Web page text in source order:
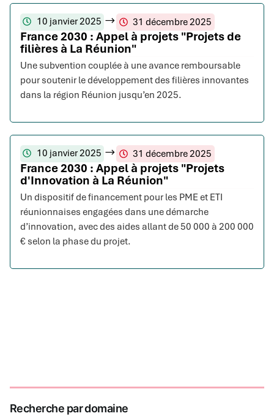
10 janvier 2025 31 décembre 2025
France 2030 : Appel à projets "Projets de
filières à La Réunion"
Une subvention couplée à une avance remboursable
pour soutenir le développement des filières innovantes
dans la région Réunion jusqu’en 2025.
10 janvier 2025 31 décembre 2025
France 2030 : Appel à projets "Projets
d'Innovation à La Réunion"
Un dispositif de financement pour les PME et ETI
réunionnaises engagées dans une démarche
d’innovation, avec des aides allant de 50 000 à 200 000
€ selon la phase du projet.
Recherche par domaine